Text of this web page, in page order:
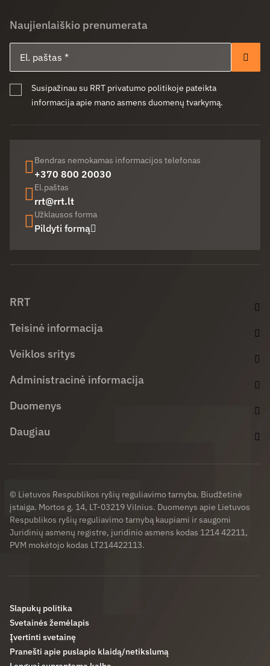
Naujienlaiškio prenumerata
Susipažinau su RRT privatumo politikoje pateikta
informacija apie mano asmens duomenų tvarkymą.
Bendras nemokamas informacijos telefonas
+370 800 20030
El.paštas
rrt@rrt.lt
Užklausos forma
Pildyti formą
RRT
Teisinė informacija
Veiklos sritys
Administracinė informacija
Duomenys
Daugiau
© Lietuvos Respublikos ryšių reguliavimo tarnyba. Biudžetinė
įstaiga. Mortos g. 14, LT-03219 Vilnius. Duomenys apie Lietuvos
Respublikos ryšių reguliavimo tarnybą kaupiami ir saugomi
Juridinių asmenų registre, juridinio asmens kodas 1214 42211,
PVM mokėtojo kodas LT214422113.
Slapukų politika
Svetainės žemėlapis
Įvertinti svetainę
Pranešti apie puslapio klaidą/netikslumą